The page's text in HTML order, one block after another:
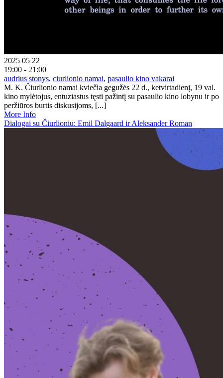
2025 05 22
19:00 - 21:00
audrius stonys, ciurlionio namai, pasaulio kino vakarai
M. K. Čiurlionio namai kviečia gegužės 22 d., ketvirtadienį, 19 val.
kino mylėtojus, entuziastus tęsti pažintį su pasaulio kino lobynu ir po
peržiūros burtis diskusijoms, [...]
More Info
Dialogai su Čiurlioniu: Emil Dalgaard ir Aleksander Roman